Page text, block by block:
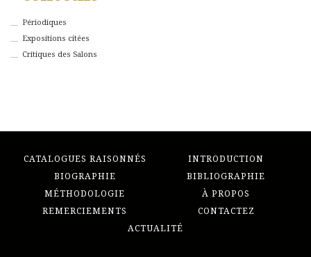
Périodiques
Expositions citées
Critiques des Salons
CATALOGUES RAISONNÉS
INTRODUCTION
BIOGRAPHIE
BIBLIOGRAPHIE
MÉTHODOLOGIE
À PROPOS
REMERCIEMENTS
CONTACTEZ
ACTUALITÉ